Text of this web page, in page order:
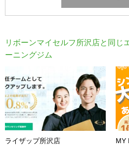
リボーンマイセルフ所沢店と同じ
ーニングジム
ライザップ所沢店 MY